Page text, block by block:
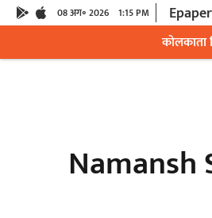
08 अग॰ 2026 1:15 PM Epaper
कोलकाता
Namansh